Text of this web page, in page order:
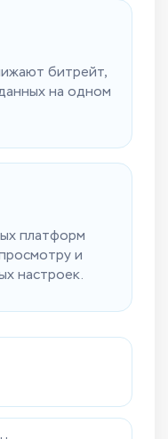
битрейт,
на одном
платформ
и
настроек.